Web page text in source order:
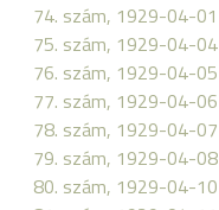
74. szám, 1929-04-01
75. szám, 1929-04-04
76. szám, 1929-04-05
77. szám, 1929-04-06
78. szám, 1929-04-07
79. szám, 1929-04-08
80. szám, 1929-04-10